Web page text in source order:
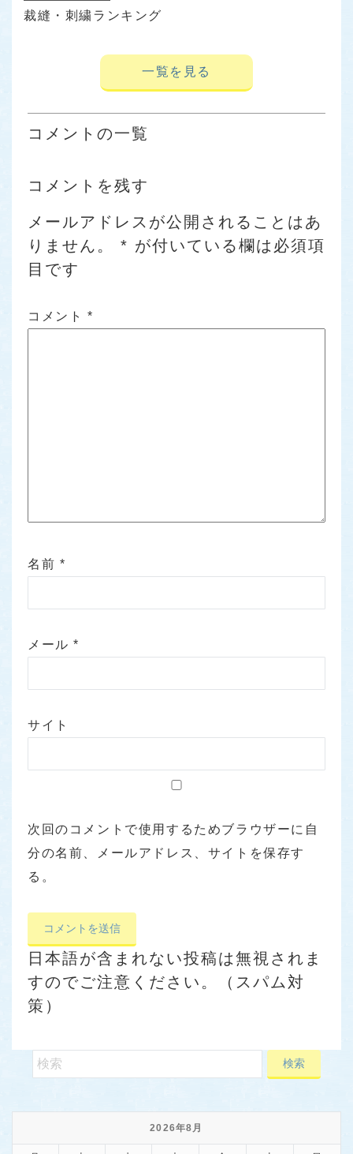
裁縫・刺繍ランキング
一覧を見る
コメントの一覧
コメントを残す
メールアドレスが公開されることはあ
りません。
* が付いている欄は必須項
目です
コメント *
名前 *
メール*
サイト
次回のコメントで使用するためブラウザーに自
分の名前、メールアドレス、サイトを保存す
る。
日本語が含まれない投稿は無視されま
すのでご注意ください。（スパム対
策）
2026年8月